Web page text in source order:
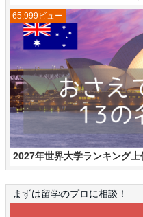
2027年世界大学ランキング
65,999ビュー
まずは留学のプロに相談！